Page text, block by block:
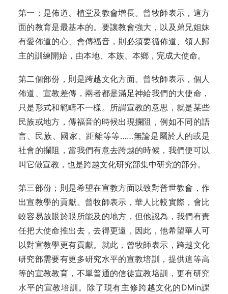
第一；是佈道、植堂及教會增長。曾牧師表示，這方
面的教育是最基本的。要讓教會強大，以及弟兄姐妹
有愛佈道的心、會傳福音，則必須要循佈道、領人歸
主的訓練開始，由本地、本族、本鄉，完成大使命。
第二個部份，則是跨越文化方面。曾牧師表示，個人
佈道、宣教差傳，兩者都是滿足神給我們的大使命，
只是形式和範疇不一樣。所謂宣教的意思，就是某些
民族或地方，傳福音的時候出現攔阻，例如不同的語
言、民族、國家、距離等等……無論是屬於人的或是
社會的攔阻，當我們有意去跨越的時候，我們便可以
叫它做宣教，也是跨越文化研究部集中研究的部分。
第三部份；則是希望在宣教方面以致對普世教會，作
出宣教學的貢獻。曾牧師表示，華人比較實際，會比
較容易放眼於眼所能及的地方，但他認為，我們有責
任把大使命推出去，去得更遠，因此，他希望華人可
以對宣教學更有貢獻。就此，曾牧師表示，跨越文化
研究部需要有更多研究水平的宣教培訓，提供這等高
等的宣教教育，不單普通的信徒宣教培訓，更有研究
水平的宣教培訓。除了現有主修跨越文化的DMin課